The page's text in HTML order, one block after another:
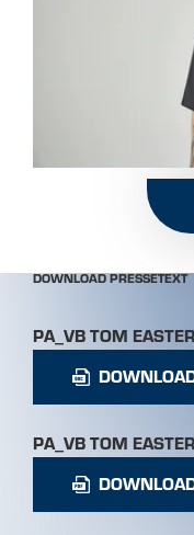
DOWNLOAD PRESSETEXT
PA_VB TOM
PA_VB TOM